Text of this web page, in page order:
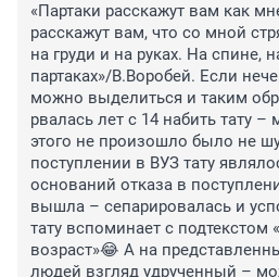
«Партаки расскажут вам как
расскажут вам, что со мной
на груди и на руках. На спине,
партаках»/В.Воробей. Если
можно выделиться и таким
рвалась лет с 14 набить тату
этого не произошло было не
поступлении в ВУЗ тату
оснований отказа в
вышла – сепарировалась и
тату вспоминает с подтекстом
возраст»😂 А на
людей взгляд удрученный –